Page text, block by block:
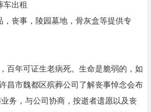
车出租
，丧事，陵园墓地，骨灰盒等提供专
百年可证生老病死。生命是脆弱的，如
昌市魏都区殡葬公司了解丧事悼念会布
务，与公司协商，按逝者遗愿以及丧